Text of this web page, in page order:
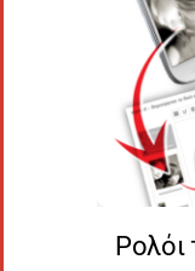
Ρολόι